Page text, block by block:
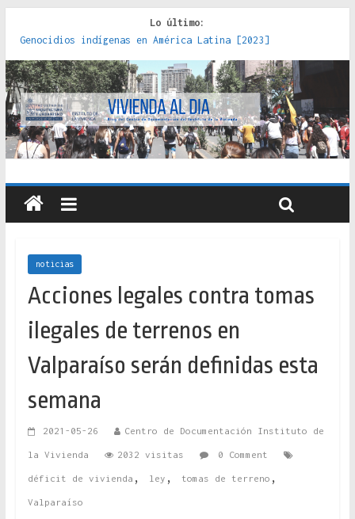
Lo último:
Genocidios indígenas en América Latina [2023]
Estudios sobre la espacialización de los Estados :
políticas, prácticas y representaciones [2022]
Donde el pedernal choca con el acero : hacia una teoría
crítica de las fronteras latinoamericanas [2020]
Criterios técnicos para una vivienda adecuada [2019]
Red de consultorios de la Caja del Seguro Obrero en
Santiago : un patrimonio emblemático [2014]
noticias
Acciones legales contra tomas
ilegales de terrenos en
Valparaíso serán definidas esta
semana
2021-05-26 Centro de Documentación Instituto de
la Vivienda 2032 visitas 0 Comment
déficit de vivienda , ley , tomas de terreno ,
Valparaíso